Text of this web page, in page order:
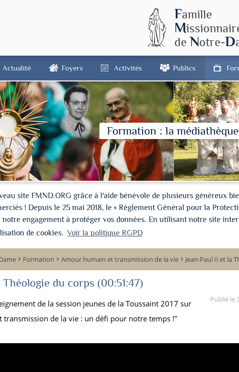
Famille
M
de Notre-D
Actualité Foyers Activités Publics
Formation : la
site FMND.ORG grâce à l'aide bénévole de plusieurs généreux
! Depuis le 25 mai 2018, le « Règlement Général pour la
notre engagement à protéger vos données. En utilisant notre site
de cookies. Voir la politique RGPD
keyboard_arrow_right Formation keyboard_arrow_right Amour humain et transmission de la vie keyboard_arrow_right Jean-Paul II et la
Théologie du corps (00:51:47)
Publié le
de la session jeunes de la Toussaint 2017 sur
transmission de la vie : un défi pour notre temps !"